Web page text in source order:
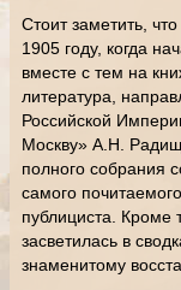
Стоит заметить,
1905 году, когда
вместе с тем на
литература,
Российской
Москву» А.Н.
полного собрания
самого
публициста. Кроме
засветилась в
знаменитому